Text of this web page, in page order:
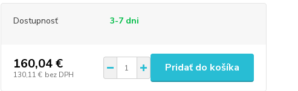
Dostupnosť 3-7 dni
160,04 €
130,11 € bez DPH
Pridať do košíka